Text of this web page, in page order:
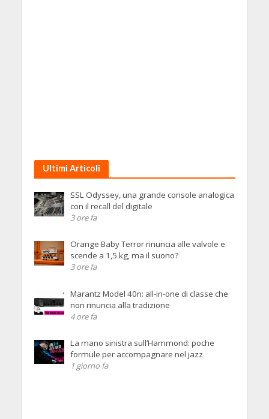
Ultimi Articoli
SSL Odyssey, una grande console analogica
con il recall del digitale
3 ore fa
Orange Baby Terror rinuncia alle valvole e
scende a 1,5 kg, ma il suono?
3 ore fa
Marantz Model 40n: all-in-one di classe che
non rinuncia alla tradizione
4 ore fa
La mano sinistra sull’Hammond: poche
formule per accompagnare nel jazz
1 giorno fa